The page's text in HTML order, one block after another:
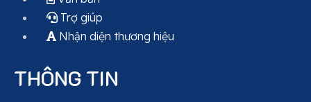
Trợ giúp
Nhận diện thương hiệu
THÔNG TIN